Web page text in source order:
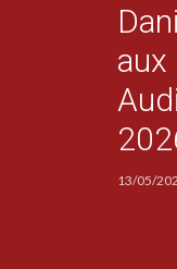
aux
13/05/